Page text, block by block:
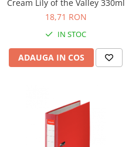
Genti de umar si borsete
Genti de plaja si cumparaturi
Portofele si portcarduri RFID
Sticle, cani si termosuri to go
Sport, jocuri si accesorii
Gratare si picnic
Cream Lily of the Valley 330ml
18,71 RON
IN STOC
ADAUGA IN COS